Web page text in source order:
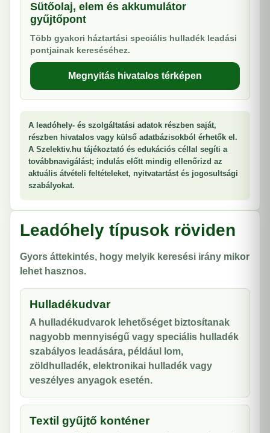
Sütőolaj, elem és akkumulátor
gyűjtőpont
Több gyakori háztartási speciális hulladék leadási
pontjainak kereséséhez.
Megnyitás hivatalos térképen
A leadóhely- és szolgáltatási adatok részben saját,
részben hivatalos vagy külső adatbázisokból érhetők el.
A Szelektiv.hu tájékoztató és edukációs céllal segíti a
továbbnavigálást; indulás előtt mindig ellenőrizd az
aktuális átvételi feltételeket, nyitvatartást és jogosultsági
szabályokat.
Leadóhely típusok röviden
Gyors áttekintés, hogy melyik keresési irány mikor
lehet hasznos.
Hulladékudvar
A hulladékudvarok lehetőséget biztosítanak
nagyobb mennyiségű vagy speciális hulladék
szabályos leadására, például lom,
zöldhulladék, elektronikai hulladék vagy
veszélyes anyagok esetén.
Textil gyűjtő konténer